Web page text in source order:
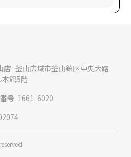
店 : 釜山広域市釜山鎮区中央大路
本館5階
号: 1661-6020